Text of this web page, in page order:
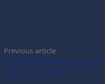
Previous article
हरदोई: महिलायें अपनी शक्ति को स्वयं
पहचाने: पुलिस अधीक्षक